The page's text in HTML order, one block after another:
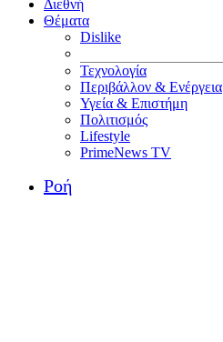
Διεθνή
Θέματα
Dislike
Τεχνολογία
Περιβάλλον & Ενέργεια
Υγεία & Επιστήμη
Πολιτισμός
Lifestyle
PrimeNews TV
Ροή